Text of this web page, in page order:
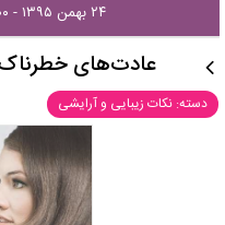
۲۴ بهمن ۱۳۹۵ - ۱۴:۰۰
عادت‌های خطرناک
دسته: نکات زیبایی و آرایشی